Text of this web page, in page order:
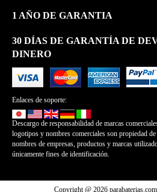
1 AÑO DE GARANTIA
30 DÍAS DE GARANTÍA DE
DINERO
Enlaces de soporte:
Descargo de responsabilidad de marcas
logotipos y nombres comerciales son propiedad
nombres de empresas, productos y marcas
únicamente fines de identificación.
Copyright @ 2026